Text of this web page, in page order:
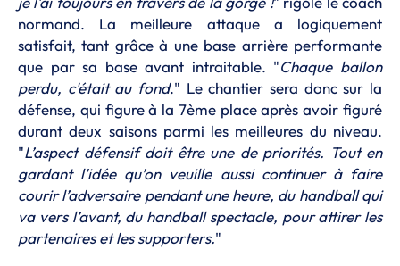
normand. La meilleure attaque a logiquement
satisfait, tant grâce à une base arrière performante
que par sa base avant intraitable. "Chaque ballon
perdu, c'était au fond." Le chantier sera donc sur la
défense, qui figure à la 7ème place après avoir figuré
durant deux saisons parmi les meilleures du niveau.
"L’aspect défensif doit être une de priorités. Tout en
gardant l’idée qu’on veuille aussi continuer à faire
courir l’adversaire pendant une heure, du handball qui
va vers l’avant, du handball spectacle, pour attirer les
partenaires et les supporters."